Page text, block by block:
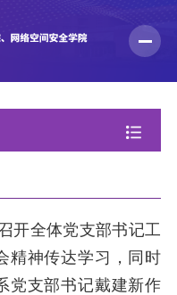
开全体党支部书记工
精神传达学习，同时
党支部书记戴建新作